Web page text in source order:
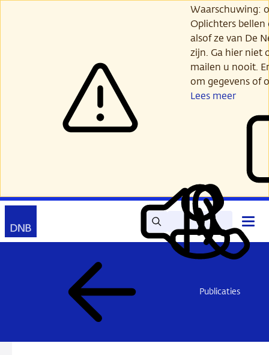
Waarschuwing:
Oplichters
alsof ze van De
zijn. Ga hier niet
mailen u nooit.
om gegevens of
Lees meer
Zoek Lees
voor
Mijn
DNB
Contact
Publicaties